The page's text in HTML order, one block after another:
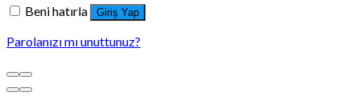
Beni hatırla
Giriş Yap
Parolanızı mı unuttunuz?